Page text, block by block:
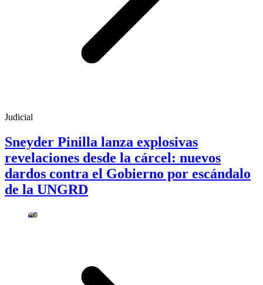
Judicial
Sneyder Pinilla lanza explosivas
revelaciones desde la cárcel: nuevos
dardos contra el Gobierno por escándalo
de la UNGRD